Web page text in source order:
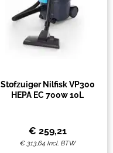
Stofzuiger Nilfisk VP300
HEPA EC 700w 10L
€ 259,21
€ 313,64 Incl. BTW